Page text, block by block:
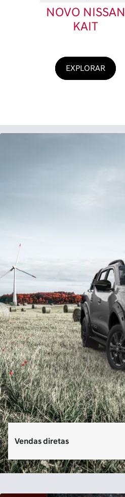
NOVO NISSAN
KAIT
EXPLORAR
Vendas diretas